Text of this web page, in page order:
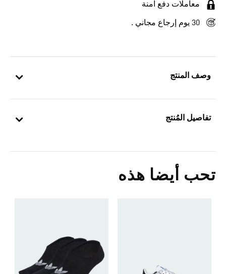
وصف المنتج
تفاصيل المُنتج
تحب أيضا هذه
معاملات دفع آمنة